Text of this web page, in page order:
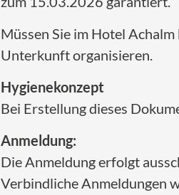
Müssen Sie im Hotel
Unterkunft organisieren.
Hygienekonzept
Bei Erstellung dieses
Anmeldung:
Die Anmeldung erfolgt
Verbindliche Anmeldungen